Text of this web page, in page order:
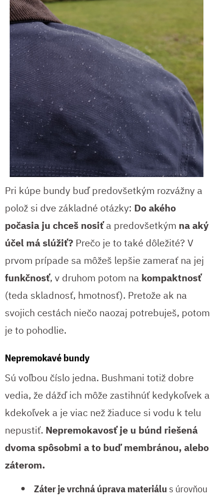
Pri kúpe bundy buď predovšetkým rozvážny a
polož si dve základné otázky: Do akého
počasia ju chceš nosiťa predovšetkým na aký
účel má slúžiť? Prečo je to také dôležité? V
prvom prípade sa môžeš lepšie zamerať na jej
funkčnosť, v druhom potom na kompaktnosť
(teda skladnosť, hmotnosť). Pretože ak na
svojich cestách niečo naozaj potrebuješ, potom
je to pohodlie.
Nepremokavé bundy
Sú voľbou číslo jedna. Bushmani totiž dobre
vedia, že dážď ich môže zastihnúť kedykoľvek a
kdekoľvek a je viac než žiaduce si vodu k telu
nepustiť. Nepremokavosť je u búnd riešená
dvoma spôsobmi a to buď membránou, alebo
záterom.
Záter je vrchná úprava materiálus úrovňou